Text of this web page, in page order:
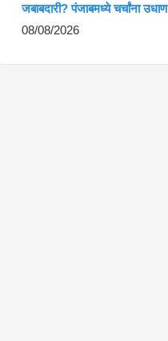
जबाबदारी? पंजाबमध्ये चर्चांना उधाण
08/08/2026